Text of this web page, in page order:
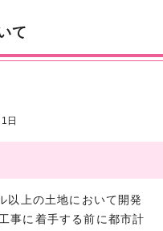
て
日
上の土地において開発
事に着手する前に都市計